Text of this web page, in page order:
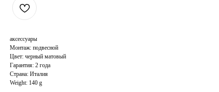
аксессуары
Монтаж: подвесной
Цвет: черный матовый
Гарантия: 2 года
Страна: Италия
Weight: 140 g